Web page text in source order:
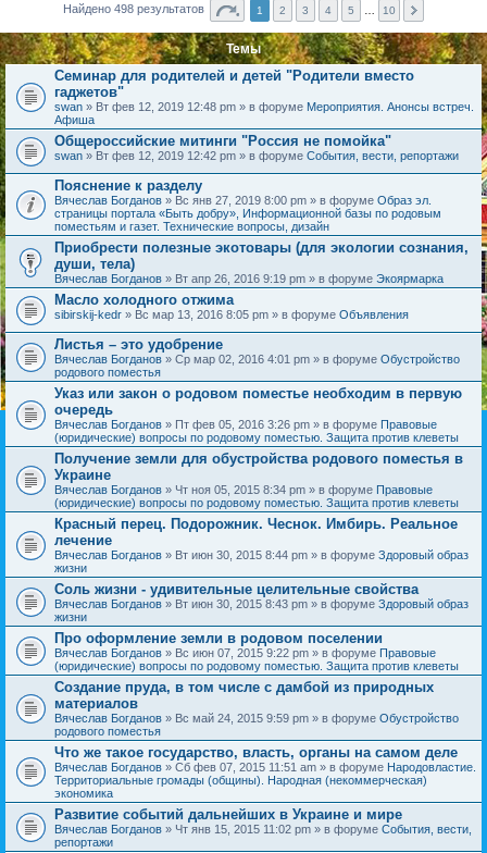
Найдено 498 результатов 1 2 3 4 5 10
Темы
Семинар для родителей и детей "Родители вместо
гаджетов"
swan » Вт фев 12, 2019 12:48 pm » в форуме Мероприятия. Анонсы встреч.
Афиша
Общероссийские митинги "Россия не помойка"
swan » Вт фев 12, 2019 12:42 pm » в форуме События, вести, репортажи
Пояснение к разделу
Вячеслав Богданов » Вс янв 27, 2019 8:00 pm » в форуме Образ эл.
страницы портала «Быть добру», Информационной базы по родовым
поместьям и газет. Технические вопросы, дизайн
Приобрести полезные экотовары (для экологии сознания,
души, тела)
Вячеслав Богданов » Вт апр 26, 2016 9:19 pm » в форуме Экоярмарка
Масло холодного отжима
sibirskij-kedr » Вс мар 13, 2016 8:05 pm » в форуме Объявления
Листья – это удобрение
Вячеслав Богданов » Ср мар 02, 2016 4:01 pm » в форуме Обустройство
родового поместья
Указ или закон о родовом поместье необходим в первую
очередь
Вячеслав Богданов » Пт фев 05, 2016 3:26 pm » в форуме Правовые
(юридические) вопросы по родовому поместью. Защита против клеветы
Получение земли для обустройства родового поместья в
Украине
Вячеслав Богданов » Чт ноя 05, 2015 8:34 pm » в форуме Правовые
(юридические) вопросы по родовому поместью. Защита против клеветы
Красный перец. Подорожник. Чеснок. Имбирь. Реальное
лечение
Вячеслав Богданов » Вт июн 30, 2015 8:44 pm » в форуме Здоровый образ
жизни
Соль жизни - удивительные целительные свойства
Вячеслав Богданов » Вт июн 30, 2015 8:43 pm » в форуме Здоровый образ
жизни
Про оформление земли в родовом поселении
Вячеслав Богданов » Вс июн 07, 2015 9:22 pm » в форуме Правовые
(юридические) вопросы по родовому поместью. Защита против клеветы
Создание пруда, в том числе с дамбой из природных
материалов
Вячеслав Богданов » Вс май 24, 2015 9:59 pm » в форуме Обустройство
родового поместья
Что же такое государство, власть, органы на самом деле
Вячеслав Богданов » Сб фев 07, 2015 11:51 am » в форуме Народовластие.
Территориальные громады (общины). Народная (некоммерческая)
экономика
Развитие событий дальнейших в Украине и мире
Вячеслав Богданов » Чт янв 15, 2015 11:02 pm » в форуме События, вести,
репортажи